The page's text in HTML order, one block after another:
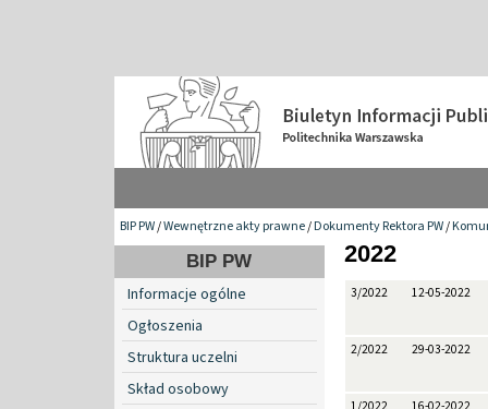
BIP PW/Wewnętrzne akty prawne/Dokumenty Rektora PW/
BIP PW
Informacje ogólne
Ogłoszenia
Struktura uczelni
Skład osobowy
2022
3/2022 12-05-2022
2/2022 29-03-2022